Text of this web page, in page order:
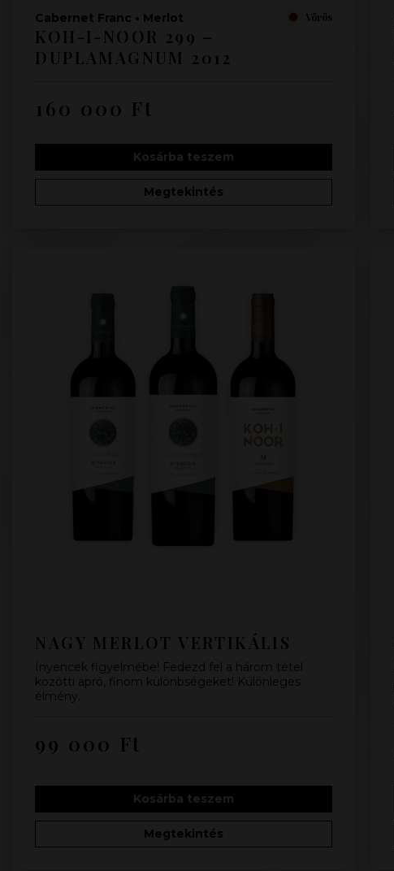
Cabernet Franc • Merlot Vörös
KOH-I-NOOR 299 –
DUPLAMAGNUM 2012
160 000 Ft
Kosárba teszem
Megtekintés
NAGY MERLOT VERTIKÁLIS
Ínyencek figyelmébe! Fedezd fel a három tétel
közötti apró, finom különbségeket! Különleges
élmény.
99 000 Ft
Kosárba teszem
Megtekintés